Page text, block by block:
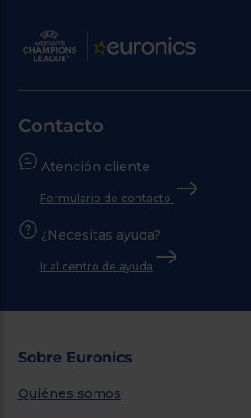
Contacto
Atención cliente
Formulario de contacto
¿Necesitas ayuda?
Ir al centro de ayuda
Sobre Euronics
Quiénes somos